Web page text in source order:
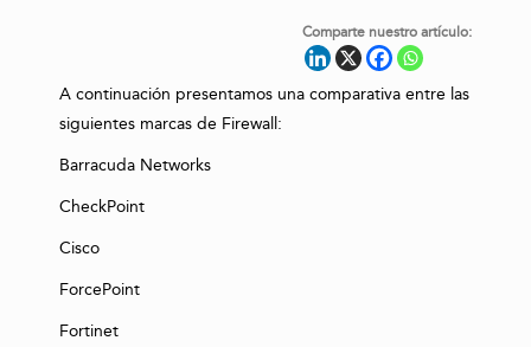
Comparte nuestro artículo:
A continuación presentamos una comparativa entre las
siguientes marcas de Firewall:
Barracuda Networks
CheckPoint
Cisco
ForcePoint
Fortinet